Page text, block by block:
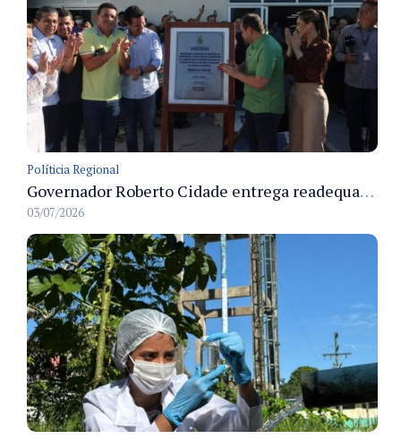
Políticia Regional
Governador Roberto Cidade entrega readequação do ambulatório da FCecon e amplia capacidade de atendimento oncológico em Manaus
03/07/2026